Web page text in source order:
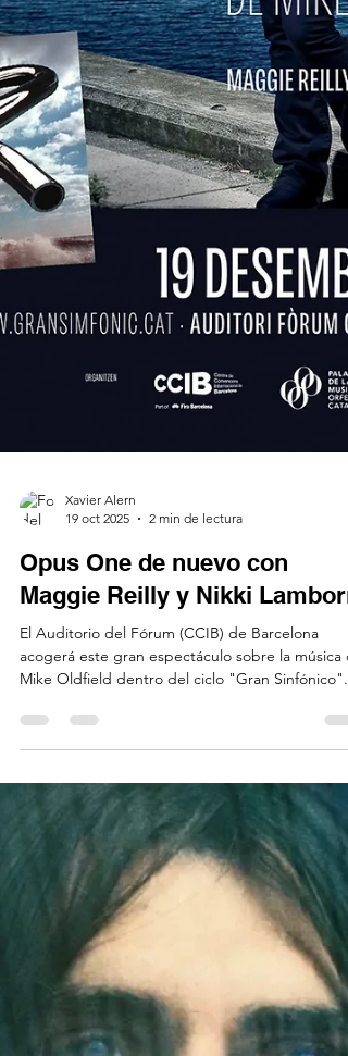
19 oct 2025
2 min de lectura
Opus One de nuevo con
Maggie Reilly y Nikki Lamborn
El Auditorio del Fórum (CCIB) de Barcelona
acogerá este gran espectáculo sobre la música
Mike Oldfield dentro del ciclo "Gran Sinfónico".
Fundación Palau de la Música - Orfeó Català y la
Orquesta Sinfónica del Vallès (OSV) co-organizan
un nuevo festival que tiene como hilo conductor
música y el cine. Opus One ha sido la orquesta